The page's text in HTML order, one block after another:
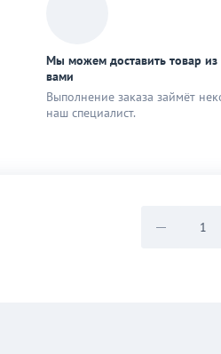
Мы можем доставить товар
вами
Выполнение заказа займёт
наш специaлист.